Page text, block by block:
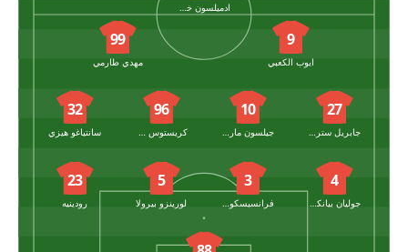
ادميلسون خوسيه غوميز
9
ايوب الكعبي
99
مهدي طارمي
27
جابريل ستريفيزا
10
جيلسون مارتينز
96
كريستوس موزاكيتيس
32
سانتياغو هيزي
4
3
5
لورينزو بيرولا
23
رودينيه